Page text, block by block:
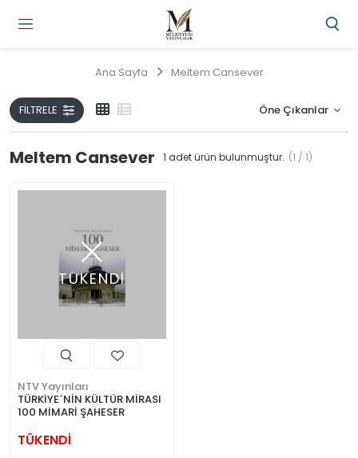
Ana Sayfa Meltem Cansever
FILTRELE
Meltem Cansever 1 adet ürün bulunmuştur. (1 / 1)
TÜKENDİ
NTV Yayınları
TÜRKİYE´NİN KÜLTÜR MİRASI
100 MİMARİ ŞAHESER
TÜKENDİ